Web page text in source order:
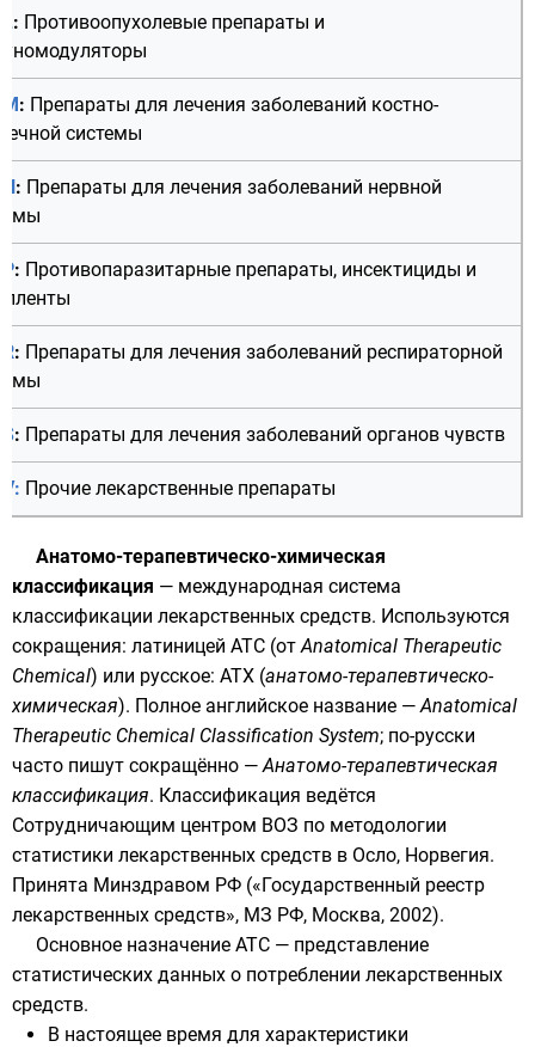
: Противоопухолевые препараты и
: Препараты для лечения заболеваний костно-
системы
: Препараты для лечения заболеваний нервной
: Противопаразитарные препараты, инсектициды и
: Препараты для лечения заболеваний респираторной
: Препараты для лечения заболеваний органов чувств
Прочие лекарственные препараты
Анатомо-терапевтическо-химическая
классификация — международная система
классификации лекарственных средств. Используются
сокращения: латиницей АТС (отAnatomical Therapeutic
Chemical) или русское: АТХ (анатомо-терапевтическо-
химическая). Полное английское название —Anatomical
Therapeutic Chemical Classification System; по-русски
часто пишут сокращённо —Анатомо-терапевтическая
классификация. Классификация ведётся
Сотрудничающим центром ВОЗ по методологии
статистики лекарственных средств в Осло, Норвегия.
Принята Минздравом РФ («Государственный реестр
лекарственных средств», МЗ РФ, Москва, 2002).
Основное назначение ATC — представление
статистических данных о потреблении лекарственных
средств.
В настоящее время для характеристики